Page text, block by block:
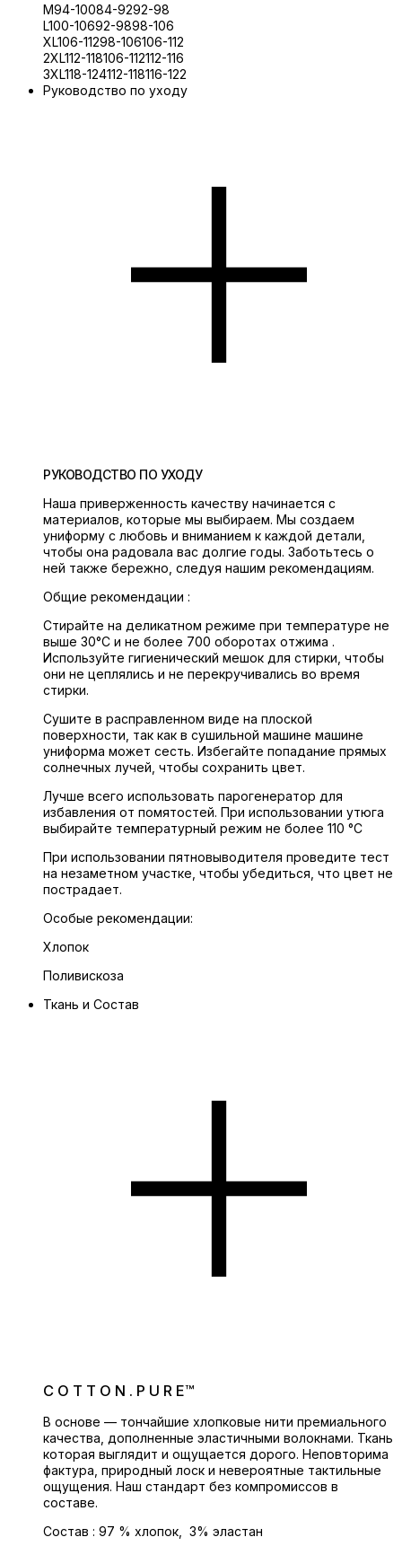
M94-10084-9292-98
L100-10692-9898-106
XL106-11298-106106-112
2XL112-118106-112112-116
3XL118-124112-118116-122
Руководство по уходу
РУКОВОДСТВО ПО УХОДУ
Наша приверженность качеству начинается с
материалов, которые мы выбираем. Мы создаем
униформу с любовь и вниманием к каждой детали,
чтобы она радовала вас долгие годы. Заботьтесь о
ней также бережно, следуя нашим рекомендациям.
Общие рекомендации :
Стирайте на деликатном режиме при температуре не
выше 30°C и не более 700 оборотах отжима .
Используйте гигиенический мешок для стирки, чтобы
они не цеплялись и не перекручивались во время
стирки.
Сушите в расправленном виде на плоской
поверхности, так как в сушильной машине машине
униформа может сесть. Избегайте попадание прямых
солнечных лучей, чтобы сохранить цвет.
Лучше всего использовать парогенератор для
избавления от помятостей. При использовании утюга
выбирайте температурный режим не более 110 °C
При использовании пятновыводителя проведите тест
на незаметном участке, чтобы убедиться, что цвет не
пострадает.
Особые рекомендации:
Хлопок
Поливискоза
Ткань и Состав
C O T T O N . P U R E™
В основе — тончайшие хлопковые нити премиального
качества, дополненные эластичными волокнами. Ткань
которая выглядит и ощущается дорого. Неповторима
фактура, природный лоск и невероятные тактильные
ощущения. Наш стандарт без компромиссов в
составе.
Состав : 97 % хлопок, 3% эластан